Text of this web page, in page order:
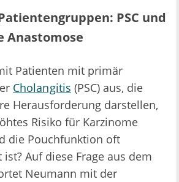
PSC und
Anastomose
Patienten mit primär
Cholangitis (PSC) aus, die
Herausforderung darstellen,
Risiko für Karzinome
die Pouchfunktion oft
Auf diese Frage aus dem
Neumann mit der